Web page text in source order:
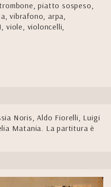
piatto sospeso,
vibrafono, arpa,
viole, violoncelli,
Noris, Aldo Fiorelli, Luigi
Matania. La partitura è